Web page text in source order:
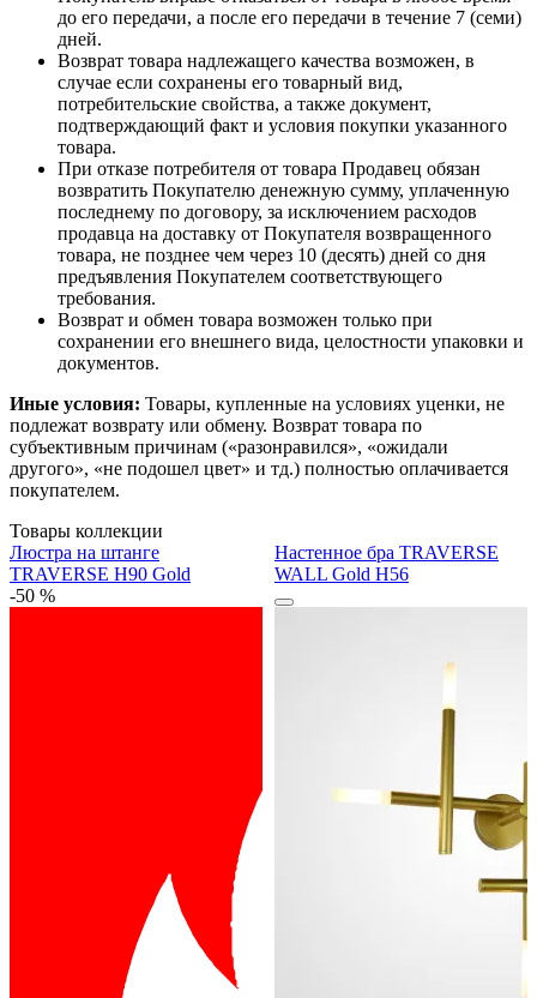
до его передачи, а после его передачи в течение 7 (семи)
дней.
Возврат товара надлежащего качества возможен, в
случае если сохранены его товарный вид,
потребительские свойства, а также документ,
подтверждающий факт и условия покупки указанного
товара.
При отказе потребителя от товара Продавец обязан
возвратить Покупателю денежную сумму, уплаченную
последнему по договору, за исключением расходов
продавца на доставку от Покупателя возвращенного
товара, не позднее чем через 10 (десять) дней со дня
предъявления Покупателем соответствующего
требования.
Возврат и обмен товара возможен только при
сохранении его внешнего вида, целостности упаковки и
документов.
Иные условия: Товары, купленные на условиях уценки, не
подлежат возврату или обмену. Возврат товара по
субъективным причинам («разонравился», «ожидали
другого», «не подошел цвет» и тд.) полностью оплачивается
покупателем.
Товары коллекции
Люстра на штанге
TRAVERSE H90 Gold
-50 %
Настенное бра TRAVERSE
WALL Gold H56